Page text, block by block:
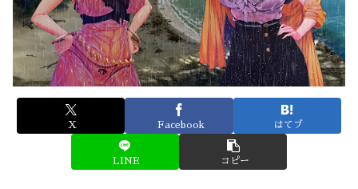
X Facebook はてブ
LINE コピー